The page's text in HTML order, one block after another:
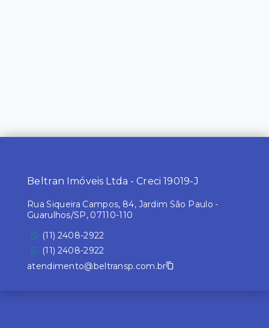
Beltran Imóveis Ltda - Creci 19019-J
Rua Siqueira Campos, 84, Jardim São Paulo -
Guarulhos/SP, 07110-110
(11) 2408-2922
(11) 2408-2922
atendimento@beltransp.com.br